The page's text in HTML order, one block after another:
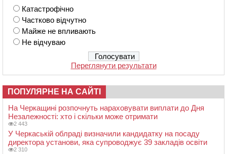
Катастрофічно
Частково відчутно
Майже не впливають
Не відчуваю
Переглянути результати
ПОПУЛЯРНЕ НА САЙТІ
На Черкащині розпочнуть нараховувати виплати до Дня
Незалежності: хто і скільки може отримати
2 443
У Черкаській облраді визначили кандидатку на посаду
директора установи, яка супроводжує 39 закладів освіти
2 310